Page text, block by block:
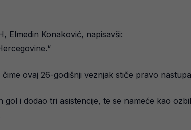
Elmedin Konaković, napisavši:
ovaj 26-godišnji veznjak stiče pravo
i dodao tri asistencije, te se nameće kao